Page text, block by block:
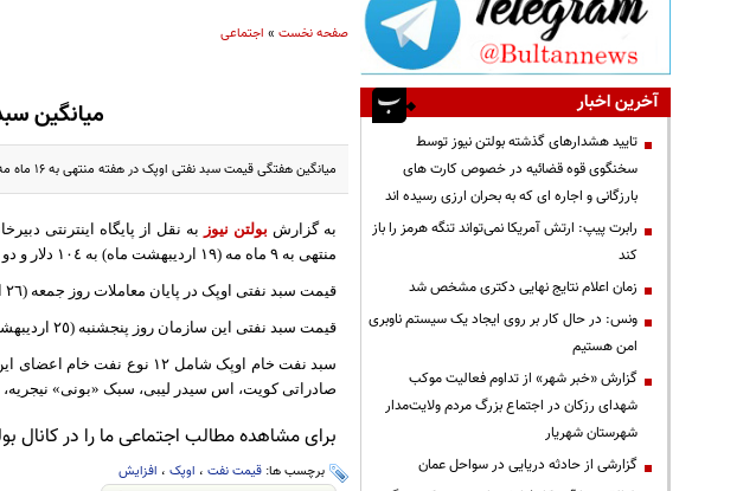
صفحه نخست» اجتماعی
میانگین سبد
میانگین هفتگی قیمت سبد نفتی اوپک در هفته منتهی به ١٦ ماه مه (٢٦ اردیبهشت ماه) با یک دلار و ١٧ سنت رشد نسبت به هفته پیش از آن، به ١٠٥ دلار و ١٩ سنت رسید.
به گزارش بولتن نیوز به نقل از پایگاه اینترنتی
منتهی به ٩ ماه مه (١٩ اردیبهشت ماه) به ١٠٤ دلار و دو سنت رسیده بود.
قیمت سبد نفتی اوپک در پایان معاملات روز جمعه (٢٦ اردیبهشت ماه) با ٢٩ سنت افزایش به ١٠٥ دلار و ٩٥ سنت رسید.
قیمت سبد نفتی این سازمان روز پنجشنبه (٢٥ اردیبهشت ماه) ١٠٥ دلار و ٦٦ سنت برای هر بشکه بود.
سبد نفت خام اوپک شامل ١٢
صادراتی کویت، اس ‌سیدر لیبی، سبک «بونی»
برای مشاهده مطالب اجتماعی ما را در کانال
برچسب ها: قیمت نفت، اوپک، افزایش
آخرین اخبار
تایید هشدارهای گذشته بولتن نیوز توسط
سخنگوی قوه قضائیه در خصوص کارت های
بارزگانی و اجاره ای که به بحران ارزی رسیده اند
رابرت پیپ: ارتش آمریکا نمی‌تواند تنگه هرمز را باز
کند
زمان اعلام نتایج نهایی دکتری مشخص شد
ونس: در حال کار بر روی ایجاد یک سیستم ناوبری
امن هستیم
گزارش «خبر شهر» از تداوم فعالیت موکب
شهدای رزکان در اجتماع بزرگ مردم ولایت‌مدار
شهرستان شهریار
گزارشی از حادثه دریایی در سواحل عمان